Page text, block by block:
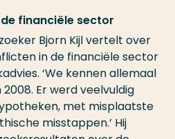
financiële sector
Bjorn Kijl vertelt over
in de financiële sector
‘We kennen allemaal
Er werd veelvuldig
met misplaatste
misstappen.’ Hij